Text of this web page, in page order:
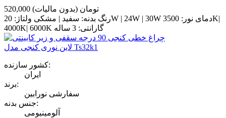
520,000 تومان (بدون مالیات)
رنگ بدنه: سفید | مشکی ولتاژ: 20W | 24W | 30W دمای نور: 3500K|
4000K| 6000K گارانتی: 3 ساله
لاین نوری کنجی مدل Ts32k1
کشور سازنده:
ایران
برند:
سفارشی نورابین
جنس بدنه:
آلومینیومی